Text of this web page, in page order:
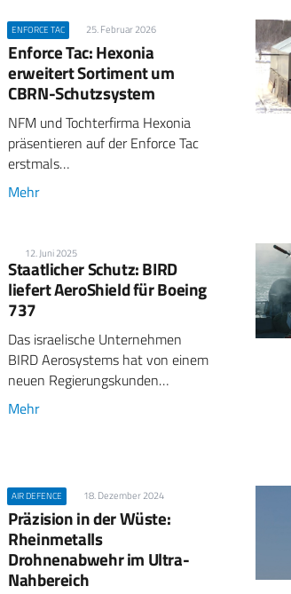
ENFORCE TAC 25. Februar 2026
Enforce Tac: Hexonia
erweitert Sortiment um
CBRN-Schutzsystem
NFM und Tochterfirma Hexonia
präsentieren auf der Enforce Tac
erstmals…
Mehr
12. Juni 2025
Staatlicher Schutz: BIRD
liefert AeroShield für Boeing
737
Das israelische Unternehmen
BIRD Aerosystems hat von einem
neuen Regierungskunden…
Mehr
AIR DEFENCE 18. Dezember 2024
Präzision in der Wüste:
Rheinmetalls
Drohnenabwehr im Ultra-
Nahbereich